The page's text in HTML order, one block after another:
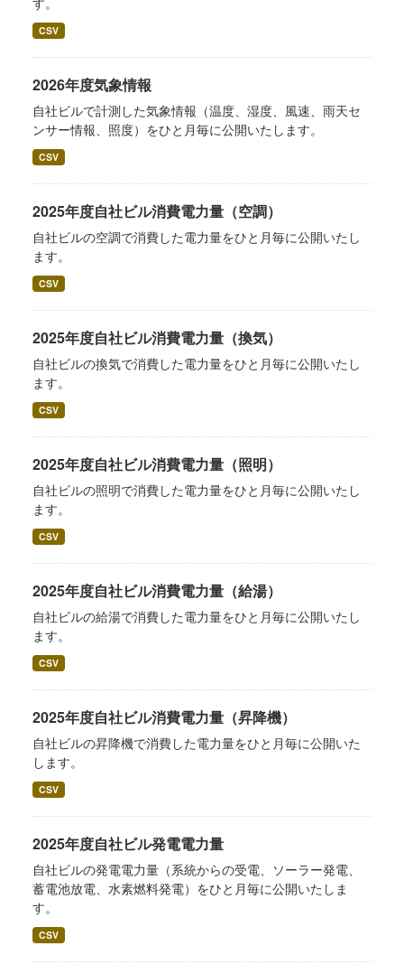
CSV
2026年度気象情報
自社ビルで計測した気象情報（温度、湿度、風速、雨天セ
ンサー情報、照度）をひと月毎に公開いたします。
CSV
2025年度自社ビル消費電力量（空調）
自社ビルの空調で消費した電力量をひと月毎に公開いたし
ます。
CSV
2025年度自社ビル消費電力量（換気）
自社ビルの換気で消費した電力量をひと月毎に公開いたし
ます。
CSV
2025年度自社ビル消費電力量（照明）
自社ビルの照明で消費した電力量をひと月毎に公開いたし
ます。
CSV
2025年度自社ビル消費電力量（給湯）
自社ビルの給湯で消費した電力量をひと月毎に公開いたし
ます。
CSV
2025年度自社ビル消費電力量（昇降機）
自社ビルの昇降機で消費した電力量をひと月毎に公開いた
します。
CSV
2025年度自社ビル発電電力量
自社ビルの発電電力量（系統からの受電、ソーラー発電、
蓄電池放電、水素燃料発電）をひと月毎に公開いたしま
す。
CSV